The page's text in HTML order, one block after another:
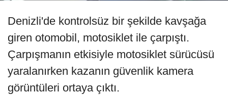
Denizli'de kontrolsüz bir şekilde kavşağa
giren otomobil, motosiklet ile çarpıştı.
Çarpışmanın etkisiyle motosiklet sürücüsü
yaralanırken kazanın güvenlik kamera
görüntüleri ortaya çıktı.